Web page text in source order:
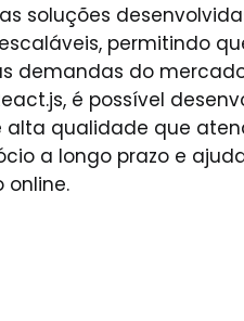
soluções
permitindo
demandas do
é possível
alta qualidade que
a longo prazo e
online.